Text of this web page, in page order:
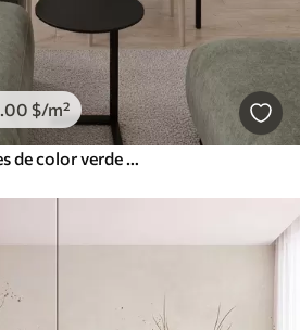
.00 $/m²
Hojas tropicales grandes de color verde pálido con tonos suaves y pasteles, obra de arte con textura